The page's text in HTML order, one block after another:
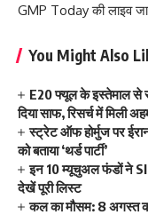
GMP Todayकी लाइव
You Might Also
E20 फ्यूल के इस्तेमाल से
दिया साफ, रिसर्च में मिली
स्ट्रेट ऑफ होर्मुज पर
को बताया ‘थर्ड पार्टी’
इन 10 म्यूचुअल फंडों ने
देखें पूरी लिस्ट
कल का मौसम: 8 अगस्त को